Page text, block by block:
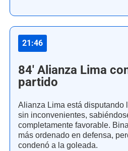
21:46
84' Alianza Lima
partido
Alianza Lima está disputando
sin inconvenientes,
completamente favorable.
más ordenado en defensa,
condenó a la goleada.